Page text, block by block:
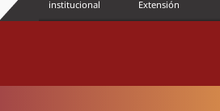
institucional
Extensión